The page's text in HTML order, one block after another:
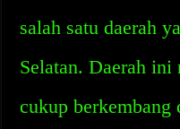
salah satu daerah
Selatan. Daerah
cukup